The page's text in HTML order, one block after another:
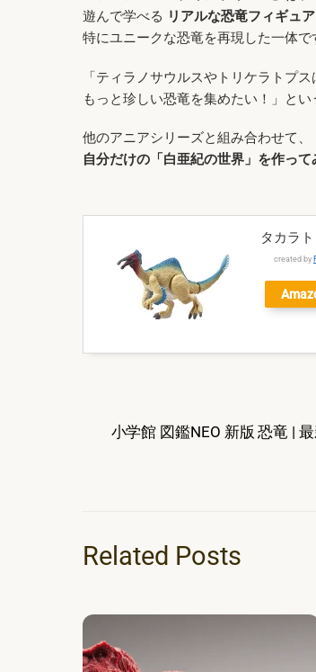
遊んで学べる リアルな恐竜フィギュ
特にユニークな恐竜を再現した一体で
「ティラノサウルスやトリケラトプス
もっと珍しい恐竜を集めたい！」とい
他のアニアシリーズと組み合わせて、
自分だけの「白亜紀の世界」を作って
タカラ
created by
小学館 図鑑NEO 新版 恐竜 |
Related Posts